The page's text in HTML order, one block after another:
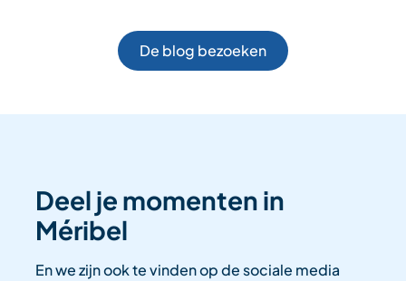
De blog bezoeken
Deel je momenten in
Méribel
En we zijn ook te vinden op de sociale media